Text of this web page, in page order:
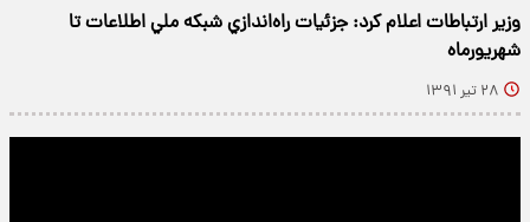
وزير ارتباطات اعلام کرد: جزئيات راه‌اندازي شبکه ملي اطلاعات تا
شهريورماه
۲۸ تیر ۱۳۹۱